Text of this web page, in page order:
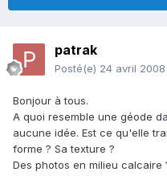
patrak
Posté(e) 24 avril 2008
Bonjour à tous.
A quoi resemble une géode
aucune idée. Est ce qu'elle
forme ? Sa texture ?
Des photos en milieu calcaire